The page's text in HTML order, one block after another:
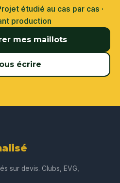
étudié au cas par cas ·
production
mes maillots
écrire
sur devis. Clubs, EVG,